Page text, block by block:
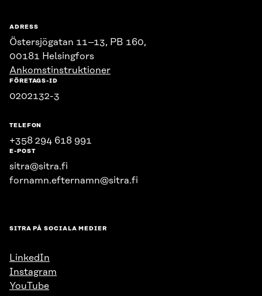
ADRESS
Östersjögatan 11–13, PB 160,
00181 Helsingfors
Ankomstinstruktioner
FÖRETAGS-ID
0202132-3
TELEFON
+358 294 618 991
E-POST
sitra@sitra.fi
fornamn.efternamn@sitra.fi
SITRA PÅ SOCIALA MEDIER
LinkedIn
Instagram
YouTube